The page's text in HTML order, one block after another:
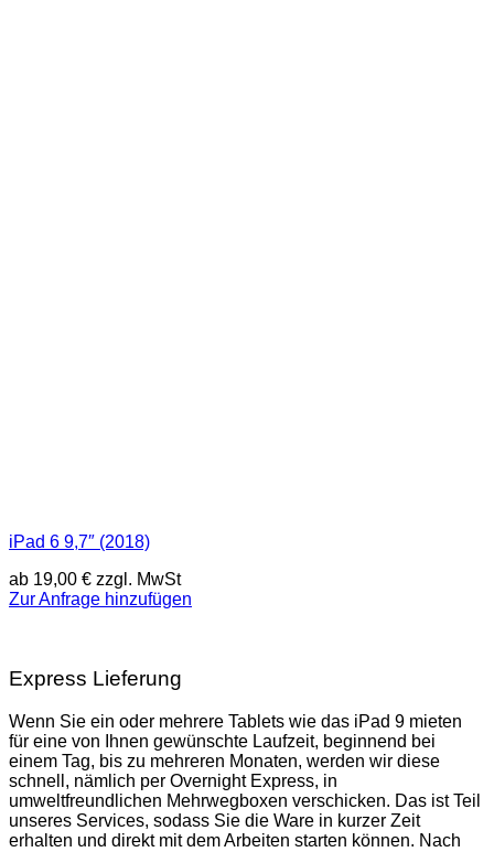
iPad 6 9,7″ (2018)
ab 19,00 € zzgl. MwSt
Zur Anfrage hinzufügen
Express Lieferung
Wenn Sie ein oder mehrere Tablets wie das iPad 9 mieten
für eine von Ihnen gewünschte Laufzeit, beginnend bei
einem Tag, bis zu mehreren Monaten, werden wir diese
schnell, nämlich per Overnight Express, in
umweltfreundlichen Mehrwegboxen verschicken. Das ist Teil
unseres Services, sodass Sie die Ware in kurzer Zeit
erhalten und direkt mit dem Arbeiten starten können. Nach